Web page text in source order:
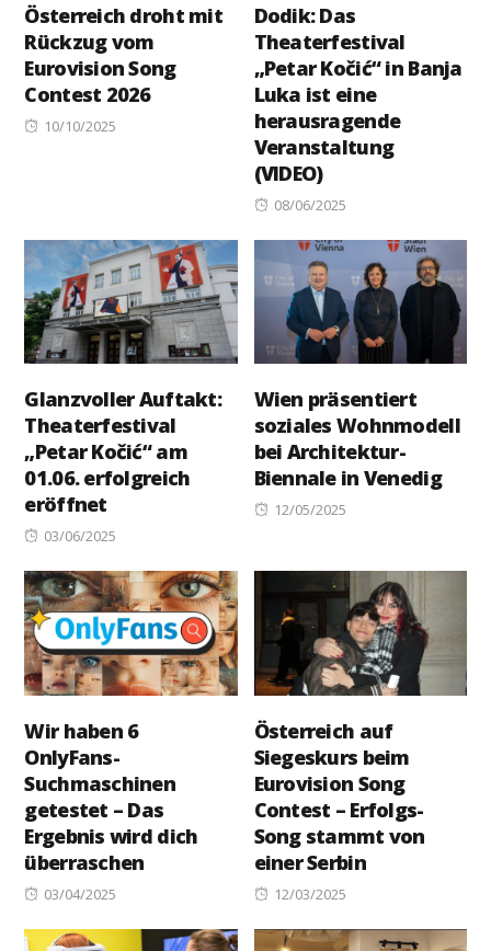
Österreich droht mit
Rückzug vom
Eurovision Song
Contest 2026
Posted
10/10/2025
Dodik: Das
Theaterfestival
„Petar Kočić“ in Banja
Luka ist eine
herausragende
Veranstaltung
(VIDEO)
Posted
08/06/2025
Glanzvoller Auftakt:
Theaterfestival
„Petar Kočić“ am
01.06. erfolgreich
eröffnet
Posted
03/06/2025
Wien präsentiert
soziales Wohnmodell
bei Architektur-
Biennale in Venedig
Posted
12/05/2025
Wir haben 6
OnlyFans-
Suchmaschinen
getestet – Das
Ergebnis wird dich
überraschen
Posted
03/04/2025
Österreich auf
Siegeskurs beim
Eurovision Song
Contest – Erfolgs-
Song stammt von
einer Serbin
Posted
12/03/2025